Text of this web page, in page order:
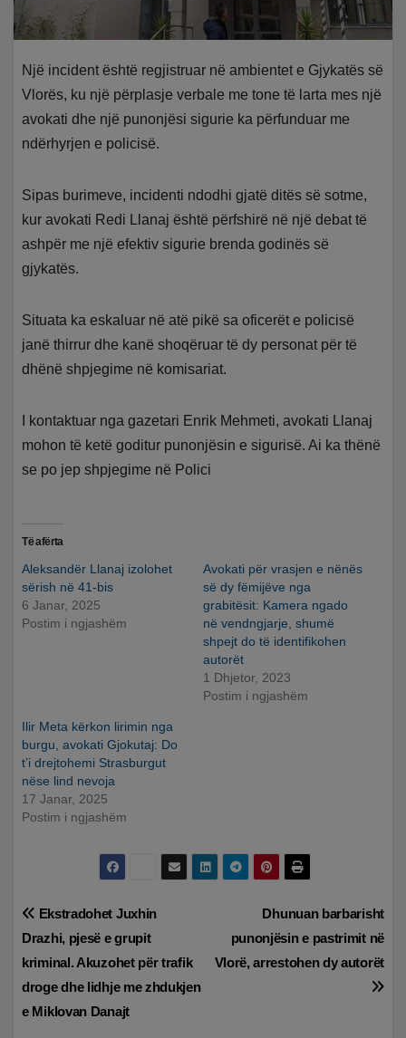
Një incident është regjistruar në ambientet e Gjykatës së
Vlorës, ku një përplasje verbale me tone të larta mes një
avokati dhe një punonjësi sigurie ka përfunduar me
ndërhyrjen e policisë.
Sipas burimeve, incidenti ndodhi gjatë ditës së sotme,
kur avokati Redi Llanaj është përfshirë në një debat të
ashpër me një efektiv sigurie brenda godinës së
gjykatës.
Situata ka eskaluar në atë pikë sa oficerët e policisë
janë thirrur dhe kanë shoqëruar të dy personat për të
dhënë shpjegime në komisariat.
I kontaktuar nga gazetari Enrik Mehmeti, avokati Llanaj
mohon të ketë goditur punonjësin e sigurisë. Ai ka thënë
se po jep shpjegime në Polici
Të afërta
Aleksandër Llanaj izolohet
sërish në 41-bis
6 Janar, 2025
Postim i ngjashëm
Avokati për vrasjen e nënës
së dy fëmijëve nga
grabitësit: Kamera ngado
në vendngjarje, shumë
shpejt do të identifikohen
autorët
1 Dhjetor, 2023
Postim i ngjashëm
Ilir Meta kërkon lirimin nga
burgu, avokati Gjokutaj: Do
t’i drejtohemi Strasburgut
nëse lind nevoja
17 Janar, 2025
Postim i ngjashëm
Lëvizje
te
postimet
Dhunuan barbarisht
punonjësin e pastrimit në
Vlorë, arrestohen dy autorët
Ekstradohet Juxhin
Drazhi, pjesë e grupit
kriminal. Akuzohet për trafik
droge dhe lidhje me zhdukjen
e Miklovan Danajt